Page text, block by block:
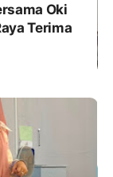
Oki
Terima